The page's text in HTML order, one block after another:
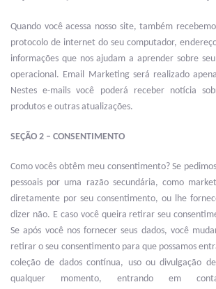
Quando você acessa nosso site, também
protocolo de internet do seu computador,
informações que nos ajudam a aprender sobre
operacional. Email Marketing será realizado
Nestes e-mails você poderá receber notícia
produtos e outras atualizações.
SEÇÃO 2 – CONSENTIMENTO
Como vocês obtêm meu consentimento? Se
pessoais por uma razão secundária, como
diretamente por seu consentimento, ou lhe
dizer não. E caso você queira retirar seu
Se após você nos fornecer seus dados, você
retirar o seu consentimento para que possamos
coleção de dados contínua, uso ou divulgação
qualquer momento, entrando em